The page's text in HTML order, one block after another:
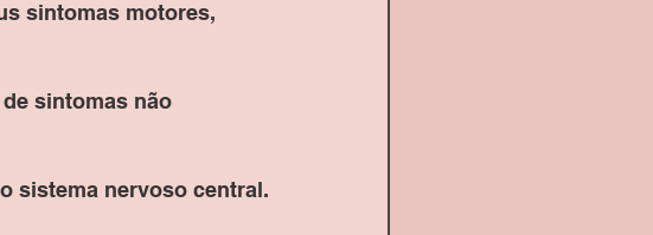
sintomas motores,
sintomas não
sistema nervoso central.